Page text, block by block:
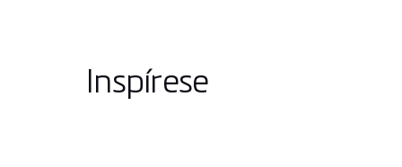
Inspírese